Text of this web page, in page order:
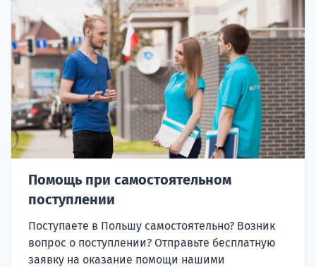
Помощь при самостоятельном
поступлении
Поступаете в Польшу самостоятельно? Возник
вопрос о поступлении? Отправьте бесплатную
заявку на оказание помощи нашими